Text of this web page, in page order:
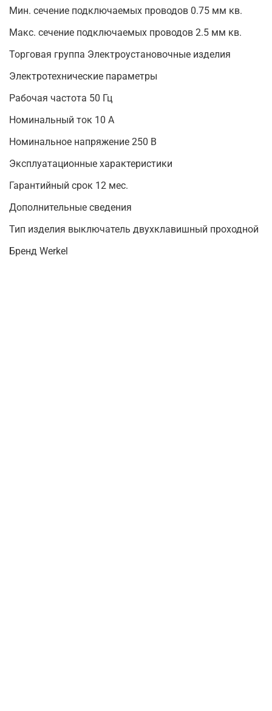
Мин. сечение подключаемых проводов 0.75 мм кв.
Макс. сечение подключаемых проводов 2.5 мм кв.
Торговая группа Электроустановочные изделия
Электротехнические параметры
Рабочая частота 50 Гц
Номинальный ток 10 А
Номинальное напряжение 250 В
Эксплуатационные характеристики
Гарантийный срок 12 мес.
Дополнительные сведения
Тип изделия выключатель двухклавишный проходной
Бренд Werkel